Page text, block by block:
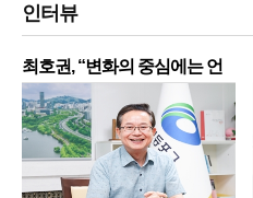
인터뷰
최호권, “변화의 중심에는 언
제